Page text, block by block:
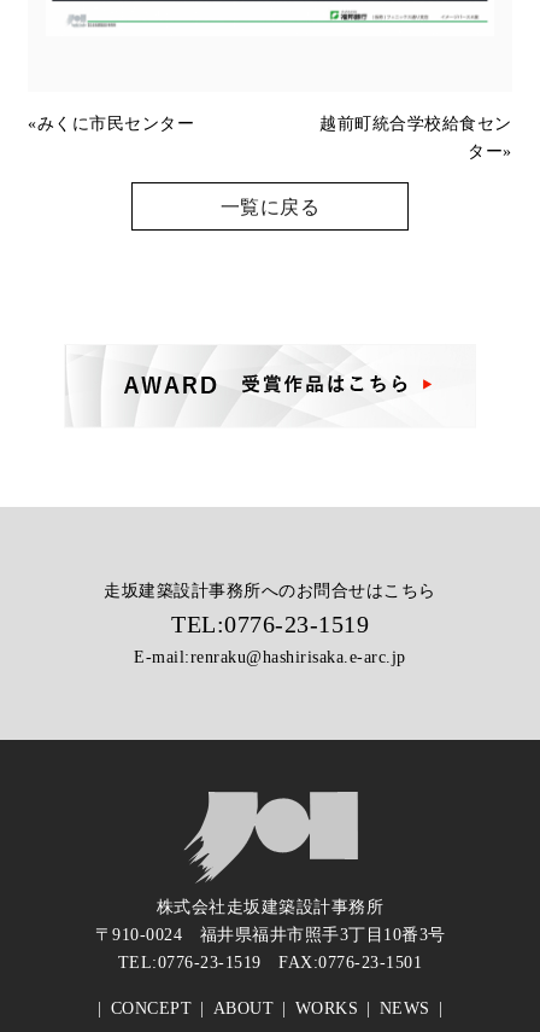
«みくに市民センター
越前町統合学校給食セン
ター»
一覧に戻る
走坂建築設計事務所へのお問合せはこちら
TEL:0776-23-1519
E-mail:renraku@hashirisaka.e-arc.jp
株式会社走坂建築設計事務所
〒910-0024 福井県福井市照手3丁目10番3号
TEL:0776-23-1519 FAX:0776-23-1501
CONCEPT ABOUT WORKS NEWS